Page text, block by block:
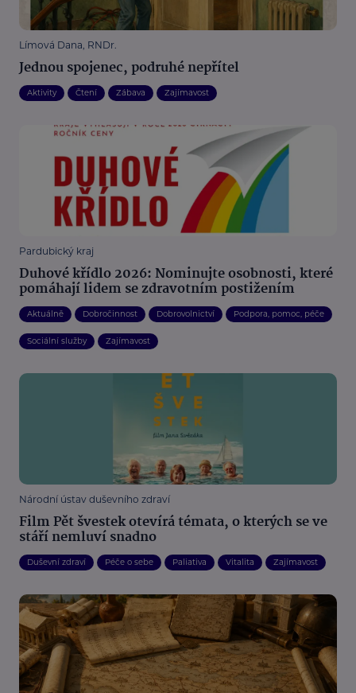
Límová Dana, RNDr.
Jednou spojenec, podruhé nepřítel
Aktivity Čtení Zábava Zajímavost
Pardubický kraj
Duhové křídlo 2026: Nominujte osobnosti, které
pomáhají lidem se zdravotním postižením
Aktuálně Dobročinnost Dobrovolnictví Podpora, pomoc, péče
Sociální služby Zajímavost
Národní ústav duševního zdraví
Film Pět švestek otevírá témata, o kterých se ve
stáří nemluví snadno
Duševní zdraví Péče o sebe Paliativa Vitalita Zajímavost